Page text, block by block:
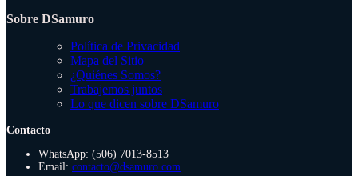
Sobre DSamuro
Política de Privacidad
Mapa del Sitio
¿Quiénes Somos?
Trabajemos juntos
Lo que dicen sobre DSamuro
Contacto
WhatsApp: (506) 7013-8513
Email: contacto@dsamuro.com